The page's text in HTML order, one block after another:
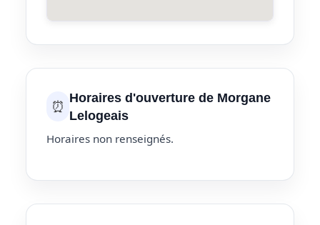
⏰ Horaires d'ouverture de Morgane
Lelogeais
Horaires non renseignés.